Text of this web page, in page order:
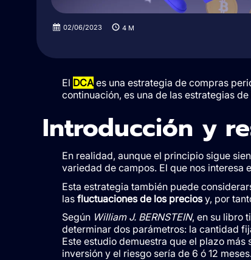
02/06/2023 4 M
El DCAes una estrategia de compras
continuación, es una de las estrategias
Introducción y
En realidad, aunque el principio sigue
variedad de campos. El que nos interesa
Esta estrategia también puede
las fluctuaciones de los preciosy, por
Según William J. BERNSTEIN, en su libro
determinar dos parámetros: la cantidad
Este estudio demuestra que el plazo
inversión y el riesgo sería de 6 ó 12 meses.